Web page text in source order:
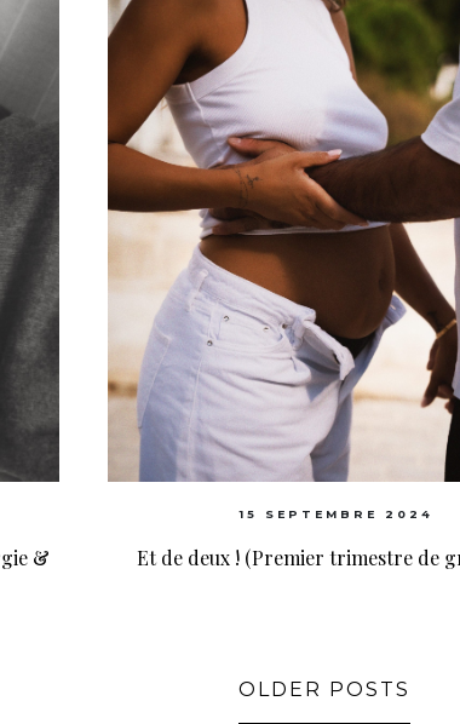
&
15 SEPTEMBRE 2024
Et de deux ! (Premier trimestre de
OLDER POSTS